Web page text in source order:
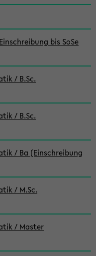
bis SoSe
/ B.Sc.
/ B.Sc.
/ Ba (Einschreibung
/ M.Sc.
/ Master